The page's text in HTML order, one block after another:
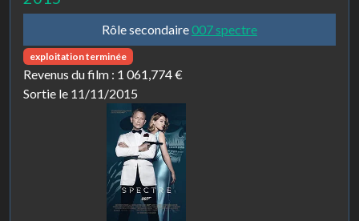
Rôle secondaire007 spectre
exploitation terminée
Revenus du film : 1 061,774 €
Sortie le 11/11/2015